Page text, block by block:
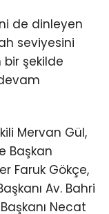
de dinleyen
seviyesini
şekilde
Mervan Gül,
Başkan
Faruk Gökçe,
Av. Bahri
Necat